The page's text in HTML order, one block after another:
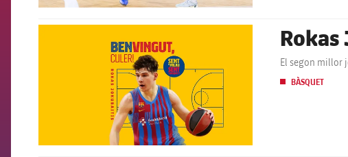
Rokas
El segon millor
BÀSQUET